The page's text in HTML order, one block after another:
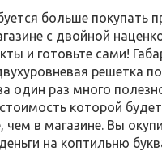
больше покупать
с двойной
и готовьте сами!
решетка
один раз много
которой
чем в магазине. Вы
на коптильню